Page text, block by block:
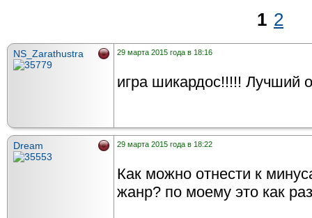
1 2
NS_Zarathustra 29 марта 2015 года в 18:16
игра шикардос!!!!! Лучший
Dream 29 марта 2015 года в 18:22
Как можно отнести к
жанр? по моему это как